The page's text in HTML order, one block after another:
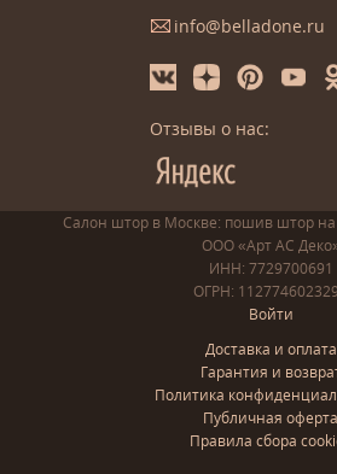
info@belladone.ru
Отзывы о нас:
Салон штор в Москве: пошив штор
ООО «Арт АС
ИНН: 7729700691
ОГРН:
Войти
Доставка и оплата
Гарантия и
Политика
Публичная оферта
Правила сбора